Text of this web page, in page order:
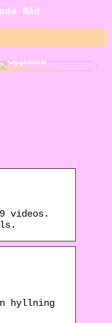
Råd
Uppsala
videos.
hyllning